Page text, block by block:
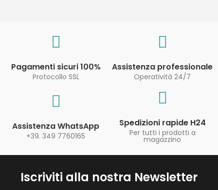
Pagamenti sicuri 100%
Protocollo SSL
Assistenza professionale
Operatività 24/7
Assistenza WhatsApp
+39. 349 7760165
Spedizioni rapide H24
Per tutti i prodotti a
magazzino
Iscriviti alla nostra Newsletter